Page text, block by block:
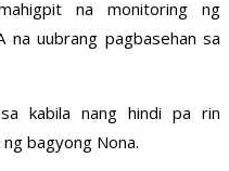
na monitoring ng
na uubrang pagbasehan sa
kabila nang hindi pa rin
bagyong Nona.